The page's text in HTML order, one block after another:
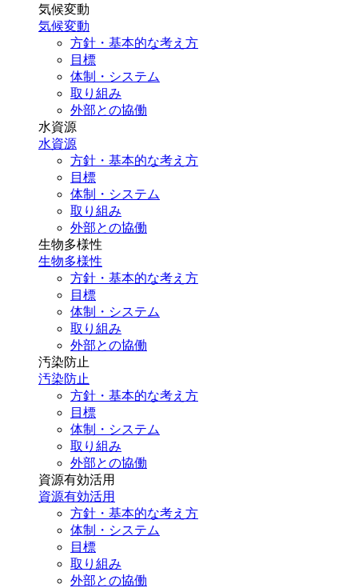
気候変動
気候変動
方針・基本的な考え方
目標
体制・システム
取り組み
外部との協働
水資源
水資源
方針・基本的な考え方
目標
体制・システム
取り組み
外部との協働
生物多様性
生物多様性
方針・基本的な考え方
目標
体制・システム
取り組み
外部との協働
汚染防止
汚染防止
方針・基本的な考え方
目標
体制・システム
取り組み
外部との協働
資源有効活用
資源有効活用
方針・基本的な考え方
体制・システム
目標
取り組み
外部との協働